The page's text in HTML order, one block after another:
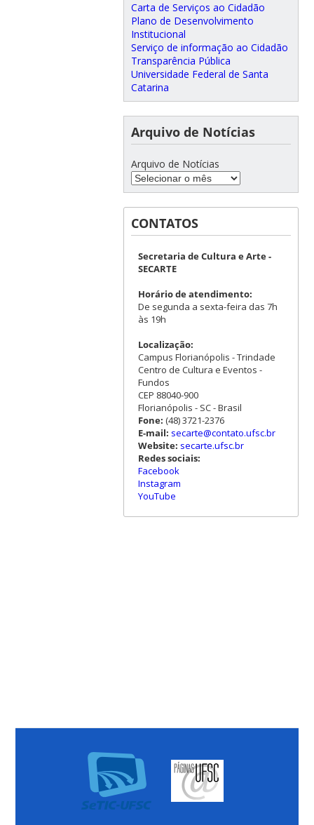
Carta de Serviços ao Cidadão
Plano de Desenvolvimento
Institucional
Serviço de informação ao Cidadão
Transparência Pública
Universidade Federal de Santa
Catarina
Arquivo de Notícias
Arquivo de Notícias
CONTATOS
Secretaria de Cultura e Arte -
SECARTE
Horário de atendimento:
De segunda a sexta-feira das 7h
às 19h
Localização:
Campus Florianópolis - Trindade
Centro de Cultura e Eventos -
Fundos
CEP 88040-900
Florianópolis - SC - Brasil
Fone: (48) 3721-2376
E-mail: secarte@contato.ufsc.br
Website: secarte.ufsc.br
Redes sociais:
Facebook
Instagram
YouTube